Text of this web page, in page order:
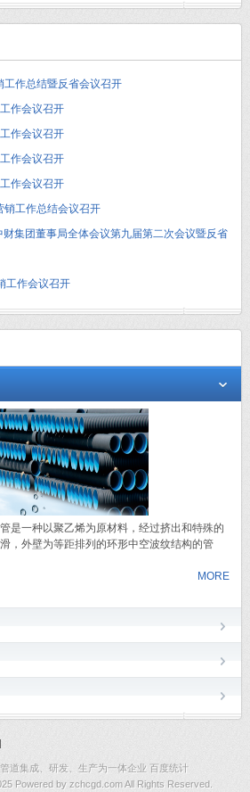
作总结暨反省会议召开
作会议召开
作会议召开
作会议召开
作会议召开
工作总结会议召开
集团董事局全体会议第九届第二次会议暨反省
工作会议召开
是一种以聚乙烯为原材料，经过挤出和特殊的
，外壁为等距排列的环形中空波纹结构的管
MORE
道集成、研发、生产为一体企业 百度统计
Powered by zchcgd.com All Rights Reserved.